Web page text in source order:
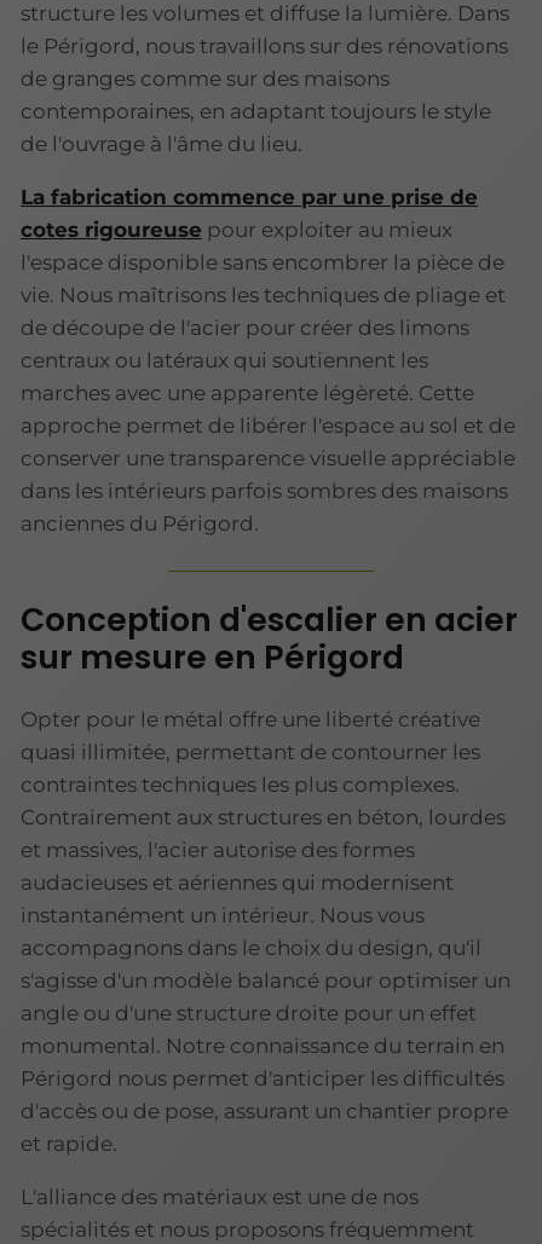
structure les volumes et diffuse la lumière. Dans
le Périgord, nous travaillons sur des rénovations
de granges comme sur des maisons
contemporaines, en adaptant toujours le style
de l'ouvrage à l'âme du lieu.
La fabrication commence par une prise de
cotes rigoureuse pour exploiter au mieux
l'espace disponible sans encombrer la pièce de
vie. Nous maîtrisons les techniques de pliage et
de découpe de l'acier pour créer des limons
centraux ou latéraux qui soutiennent les
marches avec une apparente légèreté. Cette
approche permet de libérer l'espace au sol et de
conserver une transparence visuelle appréciable
dans les intérieurs parfois sombres des maisons
anciennes du Périgord.
Conception d'escalier en acier
sur mesure en Périgord
Opter pour le métal offre une liberté créative
quasi illimitée, permettant de contourner les
contraintes techniques les plus complexes.
Contrairement aux structures en béton, lourdes
et massives, l'acier autorise des formes
audacieuses et aériennes qui modernisent
instantanément un intérieur. Nous vous
accompagnons dans le choix du design, qu'il
s'agisse d'un modèle balancé pour optimiser un
angle ou d'une structure droite pour un effet
monumental. Notre connaissance du terrain en
Périgord nous permet d'anticiper les difficultés
d'accès ou de pose, assurant un chantier propre
et rapide.
L'alliance des matériaux est une de nos
spécialités et nous proposons fréquemment